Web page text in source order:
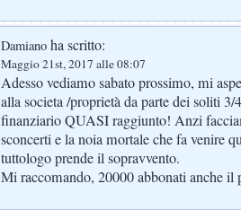
Damiano ha scritto:
Maggio 21st, 2017 alle 08:07
Adesso vediamo sabato prossimo, mi
alla societa /proprietà da parte dei soliti
finanziario QUASI raggiunto! Anzi
sconcerti e la noia mortale che fa venire
tuttologo prende il sopravvento.
Mi raccomando, 20000 abbonati anche il